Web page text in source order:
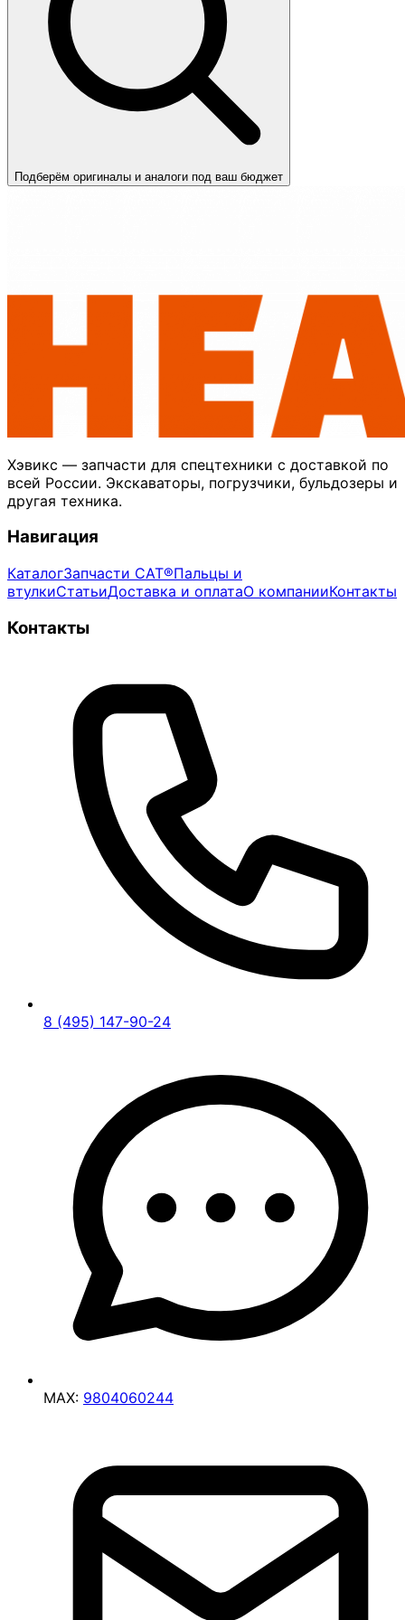
Подберём оригиналы и аналоги под ваш бюджет
Хэвикс — запчасти для спецтехники с доставкой по
всей России. Экскаваторы, погрузчики, бульдозеры и
другая техника.
Навигация
КаталогЗапчасти CAT®Пальцы и
втулкиСтатьиДоставка и оплатаО компанииКонтакты
Контакты
8 (495) 147-90-24
MAX: 9804060244